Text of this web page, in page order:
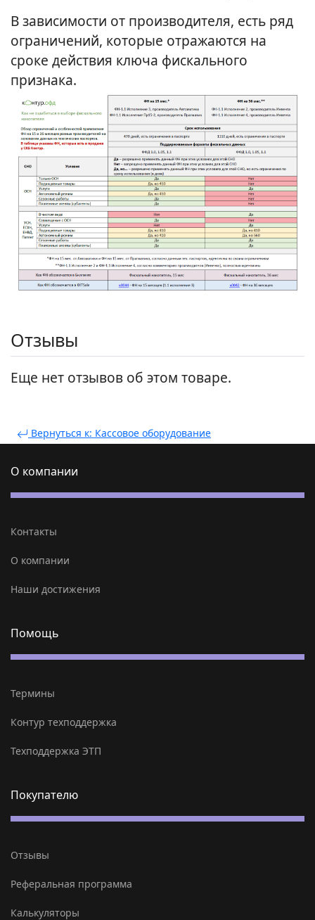
В зависимости от производителя, есть ряд
ограничений, которые отражаются на
сроке действия ключа фискального
признака.
Отзывы
Еще нет отзывов об этом товаре.
Вернуться к: Кассовое оборудование
О компании
Контакты
О компании
Наши достижения
Помощь
Термины
Контур техподдержка
Техподдержка ЭТП
Покупателю
Отзывы
Реферальная программа
Калькуляторы